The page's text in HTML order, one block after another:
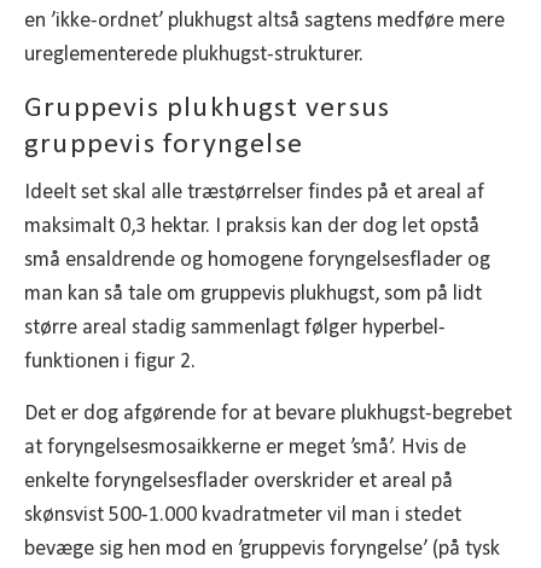
en ’ikke-ordnet’ plukhugst altså sagtens medføre mere
ureglementerede plukhugst-strukturer.
Gruppevis plukhugst versus
gruppevis foryngelse
Ideelt set skal alle træstørrelser findes på et areal af
maksimalt 0,3 hektar. I praksis kan der dog let opstå
små ensaldrende og homogene foryngelsesflader og
man kan så tale om gruppevis plukhugst, som på lidt
større areal stadig sammenlagt følger hyperbel-
funktionen i figur 2.
Det er dog afgørende for at bevare plukhugst-begrebet
at foryngelsesmosaikkerne er meget ’små’. Hvis de
enkelte foryngelsesflader overskrider et areal på
skønsvist 500-1.000 kvadratmeter vil man i stedet
bevæge sig hen mod en ’gruppevis foryngelse’ (på tysk